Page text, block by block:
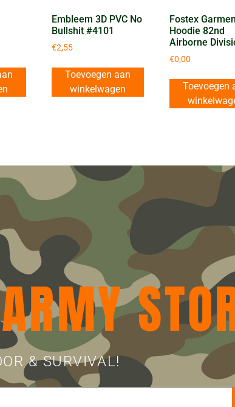
Embleem 3D PVC No
Bullshit #4101
€2,55
Toevoegen aan
winkelwagen
Fostex
Hoodie 82nd
Airborne
€0,00
Toevoegen
& SURVIVAL!